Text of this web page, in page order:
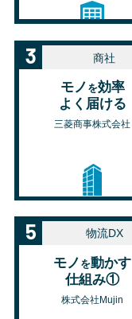
3 商社
モノ を効率
よく届ける
三菱商事株式会社
5 物流DX
モノ を動かす
仕組み①
株式会社Mujin